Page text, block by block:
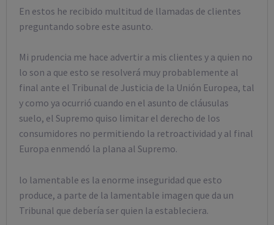
En estos he recibido multitud de llamadas de clientes
preguntando sobre este asunto.
Mi prudencia me hace advertir a mis clientes y a quien no
lo son a que esto se resolverá muy probablemente al
final ante el Tribunal de Justicia de la Unión Europea, tal
y como ya ocurrió cuando en el asunto de cláusulas
suelo, el Supremo quiso limitar el derecho de los
consumidores no permitiendo la retroactividad y al final
Europa enmendó la plana al Supremo.
lo lamentable es la enorme inseguridad que esto
produce, a parte de la lamentable imagen que da un
Tribunal que debería ser quien la estableciera.